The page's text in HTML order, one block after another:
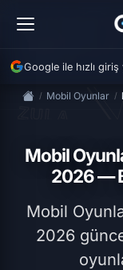
Google ile hızlı giriş
Mobil Oyunlar
Mobil
2026 —
Mobil
2026